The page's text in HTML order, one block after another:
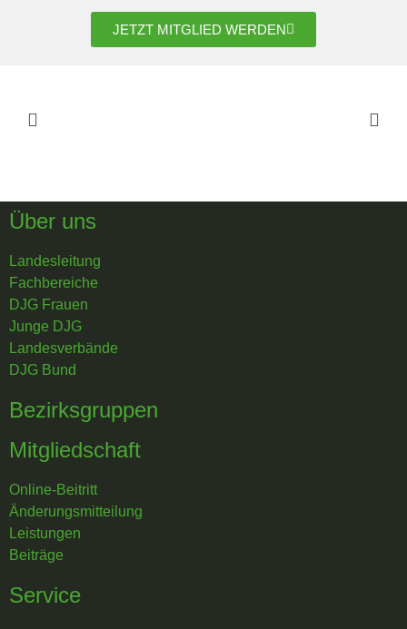
JETZT MITGLIED WERDEN
Über uns
Landesleitung
Fachbereiche
DJG Frauen
Junge DJG
Landesverbände
DJG Bund
Bezirksgruppen
Mitgliedschaft
Online-Beitritt
Änderungsmitteilung
Leistungen
Beiträge
Service